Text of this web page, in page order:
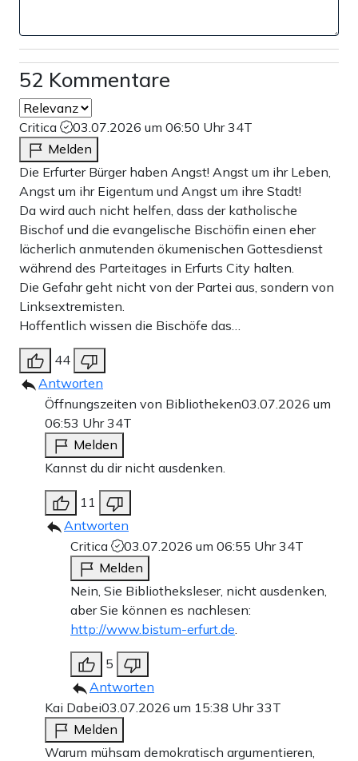
52 Kommentare
Critica 03.07.2026 um 06:50 Uhr34T
Melden
Die Erfurter Bürger haben Angst! Angst um ihr Leben,
Angst um ihr Eigentum und Angst um ihre Stadt!
Da wird auch nicht helfen, dass der katholische
Bischof und die evangelische Bischöfin einen eher
lächerlich anmutenden ökumenischen Gottesdienst
während des Parteitages in Erfurts City halten.
Die Gefahr geht nicht von der Partei aus, sondern von
Linksextremisten.
Hoffentlich wissen die Bischöfe das…
44
Antworten
Öffnungszeiten von Bibliotheken03.07.2026 um
06:53 Uhr34T
Melden
Kannst du dir nicht ausdenken.
11
Antworten
Critica
03.07.2026 um 06:55 Uhr34T
Melden
Nein, Sie Bibliotheksleser, nicht ausdenken,
aber Sie können es nachlesen:
http://www.bistum-erfurt.de
5
Antworten
Kai Dabei03.07.2026 um 15:38 Uhr33T
Melden
Warum mühsam demokratisch argumentieren,